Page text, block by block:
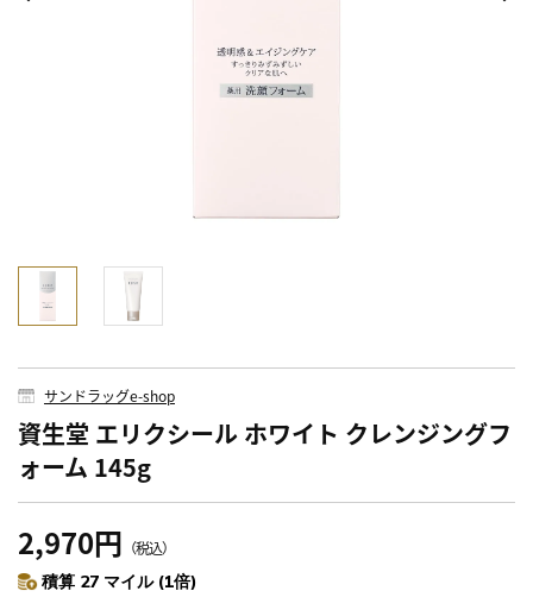
サンドラッグe-shop
資生堂 エリクシール ホワイト クレンジングフ
ォーム 145g
2,970円 （税込）
積算 27 マイル (1倍)